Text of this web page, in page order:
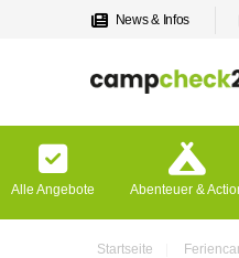
News & Infos
Alle Angebote Abenteuer &
Startseite